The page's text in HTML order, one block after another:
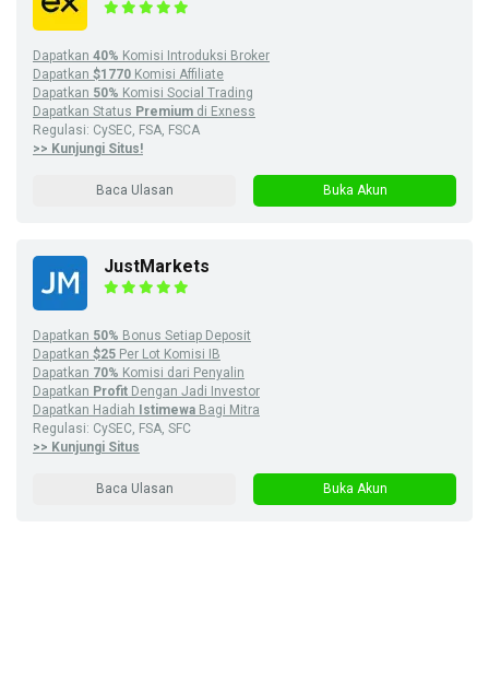
Dapatkan 40% Komisi Introduksi Broker
Dapatkan $1770 Komisi Affiliate
Dapatkan 50% Komisi Social Trading
Dapatkan Status Premium di Exness
Regulasi: CySEC, FSA, FSCA
>> Kunjungi Situs!
Baca Ulasan Buka Akun
JustMarkets
Dapatkan 50% Bonus Setiap Deposit
Dapatkan $25 Per Lot Komisi IB
Dapatkan 70% Komisi dari Penyalin
Dapatkan Profit Dengan Jadi Investor
Dapatkan Hadiah Istimewa Bagi Mitra
Regulasi: CySEC, FSA, SFC
>> Kunjungi Situs
Baca Ulasan Buka Akun